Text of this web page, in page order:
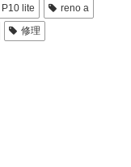
P10 lite
reno a
修理